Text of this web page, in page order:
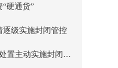
硬通货”
逐级实施封闭管控
甘肃205省道抓好快速排危处置主动实施封闭管控